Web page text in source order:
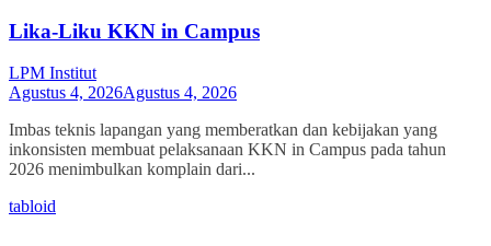
Lika-Liku KKN in Campus
LPM Institut
Agustus 4, 2026Agustus 4, 2026
Imbas teknis lapangan yang memberatkan dan kebijakan yang
inkonsisten membuat pelaksanaan KKN in Campus pada tahun
2026 menimbulkan komplain dari...
tabloid